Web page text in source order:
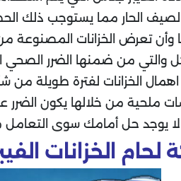
الحار مما يستوجب ذلك
وأن تعرض الخزانات المصنوعة
والتي من ضمنها الضرر الصحي
الخزانات لفترة طويلة
ملحية من خلالها يكون
لا يوجد حل أمامك سوى
لحام الخزانات